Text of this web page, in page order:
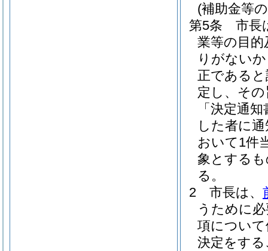
(補助金等
第5条
市長
業等の目
りがない
正である
定し、そ
「決定通
した者に
おいて1件
象とする
る。
2
市長は、
うために
項につい
決定をす